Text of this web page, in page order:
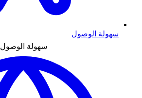
سهولة الوصول
سهولة الوصول